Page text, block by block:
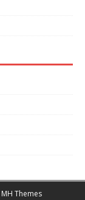
MH Themes